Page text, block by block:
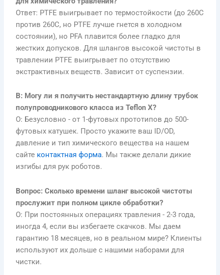
Ответ: PTFE выигрывает по термостойкости (до 260C
против 260C, но PTFE лучше гнется в холодном
состоянии), но PFA плавится более гладко для
жестких допусков. Для шлангов высокой чистоты в
травлении PTFE выигрывает по отсутствию
экстрактивных веществ. Зависит от суспензии.
В: Могу ли я получить нестандартную длину трубок
полупроводникового класса из Teflon X?
О: Безусловно - от 1-футовых прототипов до 500-
футовых катушек. Просто укажите ваш ID/OD,
давление и тип химического вещества на нашем
сайте контактная форма. Мы также делали дикие
изгибы для рук роботов.
Вопрос: Сколько времени шланг высокой чистоты
прослужит при полном цикле обработки?
О: При постоянных операциях травления - 2-3 года,
иногда 4, если вы избегаете скачков. Мы даем
гарантию 18 месяцев, но в реальном мире? Клиенты
используют их дольше с нашими наборами для
чистки.